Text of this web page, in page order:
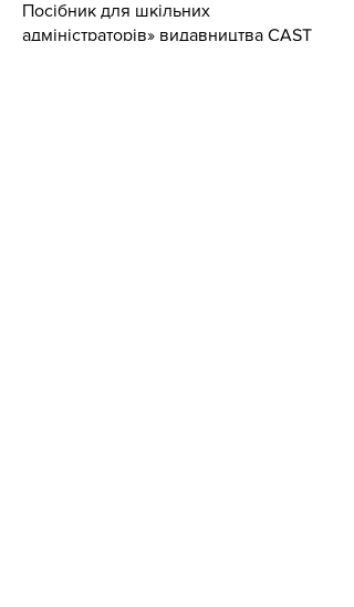
Посібник для шкільних
адміністраторів» видавництва CAST